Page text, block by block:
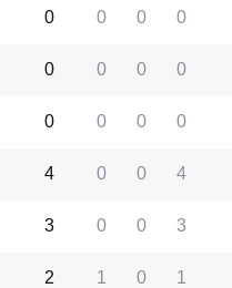
0
0
0
0
0
0
0
0
0
0
0
0
4
0
0
4
3
0
0
3
1
0
1
2